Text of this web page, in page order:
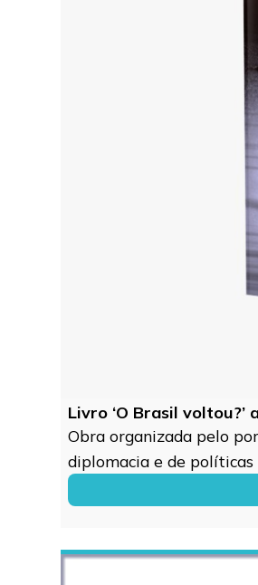
Livro ‘O Brasil
Obra organizada pelo
diplomacia e de políticas